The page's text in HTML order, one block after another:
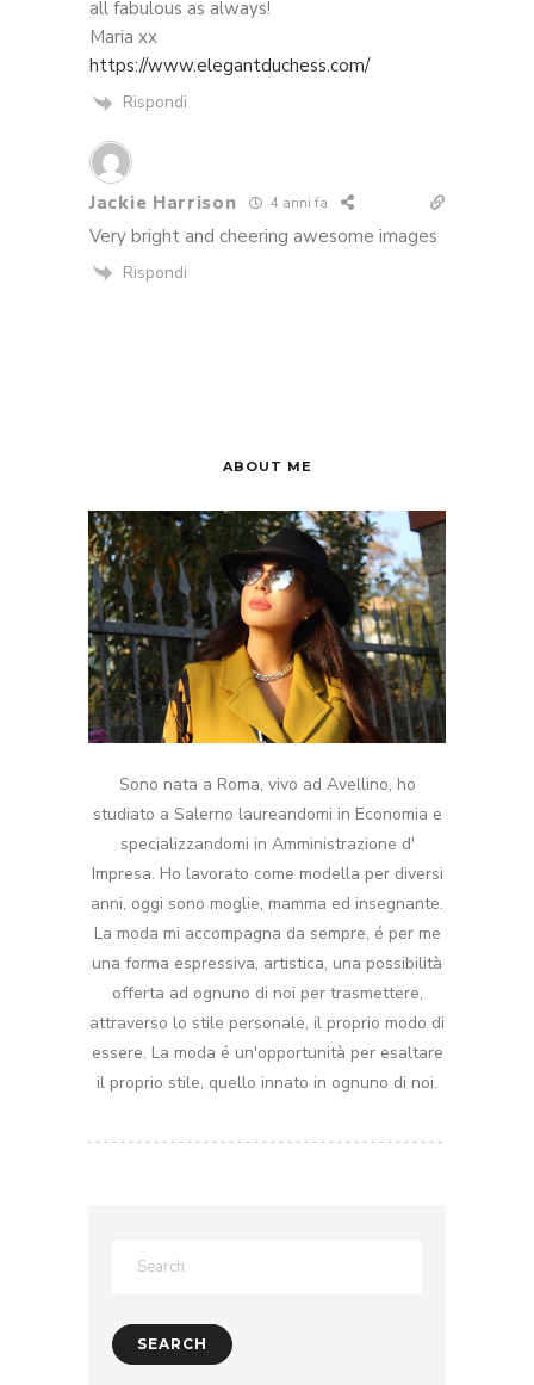
all fabulous as always!
Maria xx
https://www.elegantduchess.com/
Rispondi
Jackie Harrison 4 anni fa
Very bright and cheering awesome images
Rispondi
ABOUT ME
Sono nata a Roma, vivo ad Avellino, ho
studiato a Salerno laureandomi in Economia e
specializzandomi in Amministrazione d'
Impresa. Ho lavorato come modella per diversi
anni, oggi sono moglie, mamma ed insegnante.
La moda mi accompagna da sempre, é per me
una forma espressiva, artistica, una possibilità
offerta ad ognuno di noi per trasmettere,
attraverso lo stile personale, il proprio modo di
essere. La moda é un'opportunità per esaltare
il proprio stile, quello innato in ognuno di noi.